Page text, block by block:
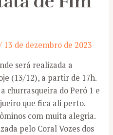
13 de dezembro de 2023
será realizada a
(13/12), a partir de 17h.
churrasqueira do Peró 1 e
que fica ali perto.
com muita alegria.
pelo Coral Vozes dos